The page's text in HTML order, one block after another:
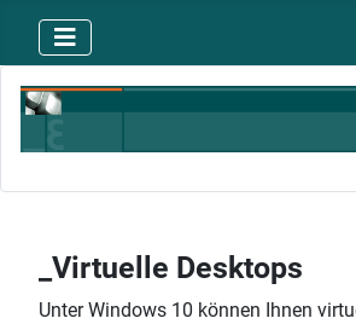
_Virtuelle Desktops
Unter Windows 10 können Ihnen